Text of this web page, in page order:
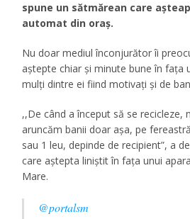
spune un sătmărean care
automat din oraș.
Nu doar mediul înconjurător îi
aștepte chiar și minute bune în fața
mulți dintre ei fiind motivați și de
,,De când a început să se recicleze,
aruncăm banii doar așa, pe
sau 1 leu, depinde de recipient”, a
care aștepta liniștit în fața unui
Mare.
@portalsm